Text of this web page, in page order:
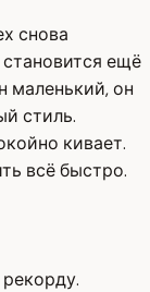
снова
ещё
маленький, он
стиль.
кивает.
всё быстро.